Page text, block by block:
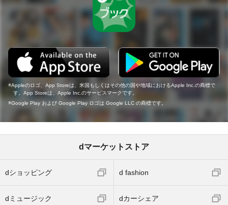
Appleのロゴ、App Storeは、米国もしくはその他の国や地域におけるApple Inc.の商標で
す。App Storeは、Apple Inc.のサービスマークです。
Google Play および Google Play ロゴは Google LLC の商標です。
dマーケットストア
dショッピング d fashion
dミュージック dカーシェア